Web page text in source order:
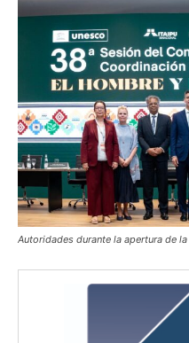
Autoridades durante la apertura de la